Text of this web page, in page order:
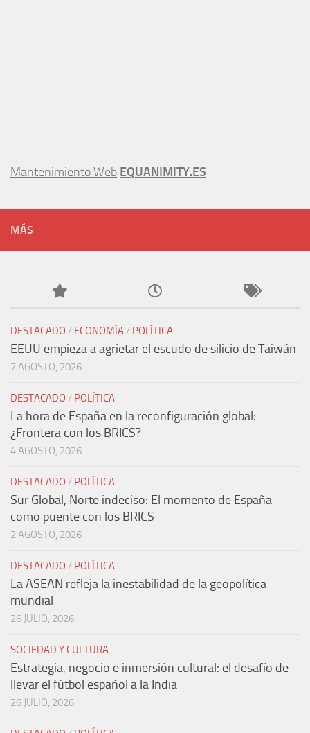
Mantenimiento Web EQUANIMITY.ES
MÁS
DESTACADO / ECONOMÍA/ POLÍTICA
EEUU empieza a agrietar el escudo de silicio de Taiwán
7 AGOSTO, 2026
DESTACADO / POLÍTICA
La hora de España en la reconfiguración global:
¿Frontera con los BRICS?
4 AGOSTO, 2026
DESTACADO / POLÍTICA
Sur Global, Norte indeciso: El momento de España
como puente con los BRICS
2 AGOSTO, 2026
DESTACADO / POLÍTICA
La ASEAN refleja la inestabilidad de la geopolítica
mundial
26 JULIO, 2026
SOCIEDAD Y CULTURA
Estrategia, negocio e inmersión cultural: el desafío de
llevar el fútbol español a la India
26 JULIO, 2026